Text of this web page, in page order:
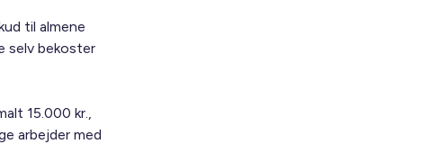
til almene
selv bekoster
15.000 kr.,
arbejder med